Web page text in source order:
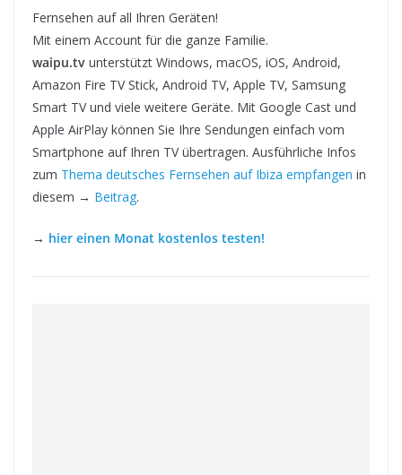
Fernsehen auf all Ihren Geräten!
Mit einem Account für die ganze Familie.
waipu.tv unterstützt Windows, macOS, iOS, Android,
Amazon Fire TV Stick, Android TV, Apple TV, Samsung
Smart TV und viele weitere Geräte. Mit Google Cast und
Apple AirPlay können Sie Ihre Sendungen einfach vom
Smartphone auf Ihren TV übertragen. Ausführliche Infos
zum Thema deutsches Fernsehen auf Ibiza empfangen in
diesem → Beitrag.
→ hier einen Monat kostenlos testen!